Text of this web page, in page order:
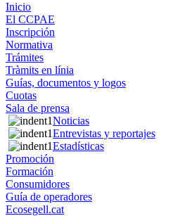
Inicio
El CCPAE
Inscripción
Normativa
Trámites
Tràmits en línia
Guías, documentos y logos
Cuotas
Sala de prensa
Noticias
Entrevistas y reportajes
Estadísticas
Promoción
Formación
Consumidores
Guía de operadores
Ecosegell.cat